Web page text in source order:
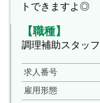
トできますよ◎
【職種】
調理補助スタッフ
求人番号
雇用形態